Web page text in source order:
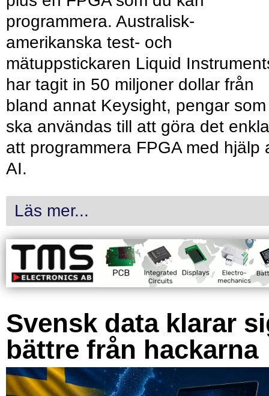
programmera. Australisk-
amerikanska test- och
mätuppstickaren Liquid
har tagit in 50 miljoner dollar från
bland annat Keysight, pengar som
ska användas till att göra det
att programmera FPGA med hjälp
AI.
Läs mer...
Svensk data klarar
bättre från hackarna